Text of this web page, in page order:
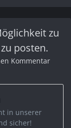
Download-linkzu
posten.
Kommentar
in unserer
sicher!